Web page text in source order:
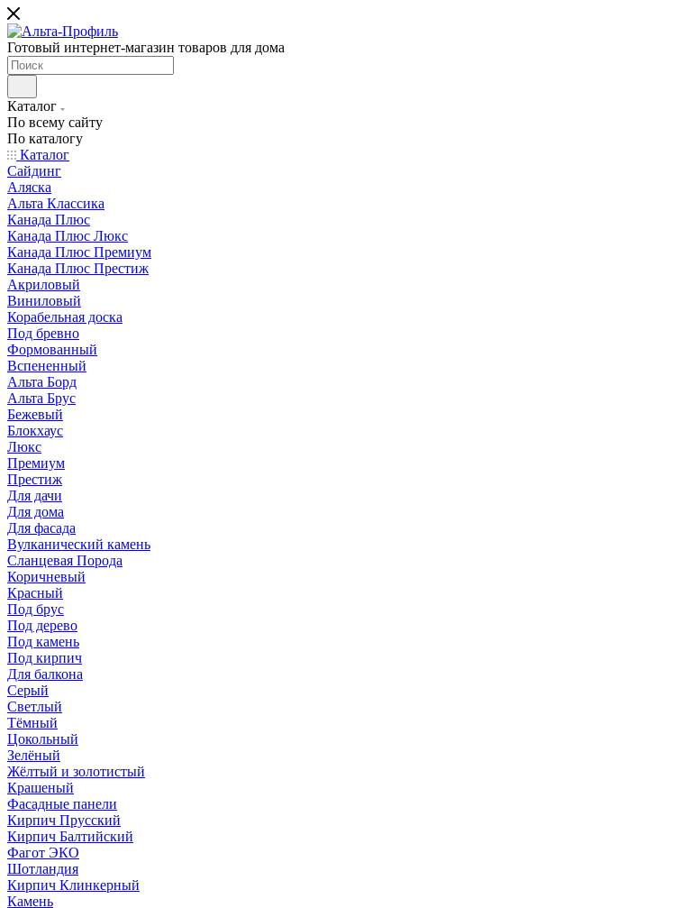
Готовый интернет-магазин товаров для дома
Каталог
По всему сайту
По каталогу
Каталог
Сайдинг
Аляска
Альта Классика
Канада Плюс
Канада Плюс Люкс
Канада Плюс Премиум
Канада Плюс Престиж
Акриловый
Виниловый
Корабельная доска
Под бревно
Формованный
Вспененный
Альта Борд
Альта Брус
Бежевый
Блокхаус
Люкс
Премиум
Престиж
Для дачи
Для дома
Для фасада
Вулканический камень
Сланцевая Порода
Коричневый
Красный
Под брус
Под дерево
Под камень
Под кирпич
Для балкона
Серый
Светлый
Тёмный
Цокольный
Зелёный
Жёлтый и золотистый
Крашеный
Фасадные панели
Кирпич Прусский
Кирпич Балтийский
Фагот ЭКО
Шотландия
Кирпич Клинкерный
Камень